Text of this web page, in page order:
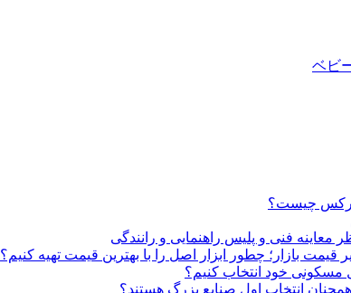
ベビ
چیست؟
معاینه فنی و پلیس راهنمایی و رانندگی
قیمت بازار؛ چطور ابزار اصل را با بهترین قیمت تهیه کنیم؟
خود انتخاب کنیم؟